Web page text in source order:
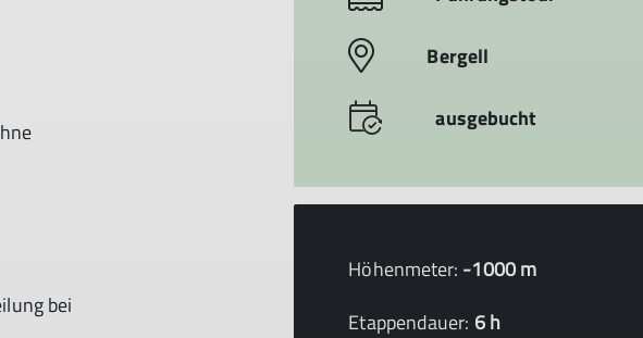
bei
Bergell
ausgebucht
Höhenmeter: -1000 m
Etappendauer: 6 h